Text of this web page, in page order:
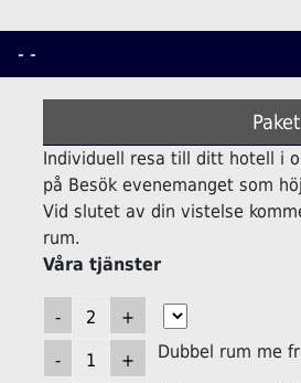
- -
Individuell resa till ditt hotell i
på Besök evenemanget som
Vid slutet av din vistelse
rum.
Våra tjänster
Dubbel rum me